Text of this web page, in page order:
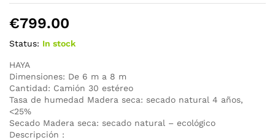
€799.00
Status: In stock
HAYA
Dimensiones: De 6 m a 8 m
Cantidad: Camión 30 estéreo
Tasa de humedad Madera seca: secado natural 4 años,
<25%
Secado Madera seca: secado natural – ecológico
Descripción :